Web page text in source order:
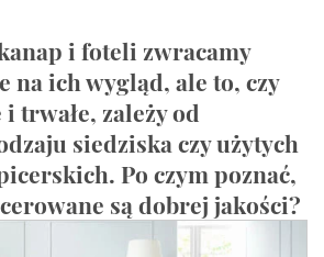
i foteli zwracamy
na ich wygląd, ale to, czy
trwałe, zależy od
siedziska czy użytych
Po czym poznać,
są dobrej jakości?